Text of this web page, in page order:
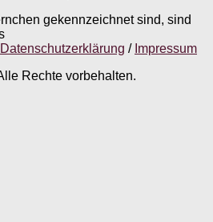
gekennzeichnet sind, sind
Datenschutzerklärung / Impressum
Rechte vorbehalten.